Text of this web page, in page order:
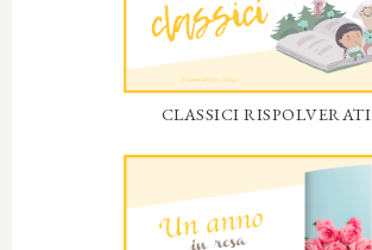
CLASSICI RISPOLVERATI